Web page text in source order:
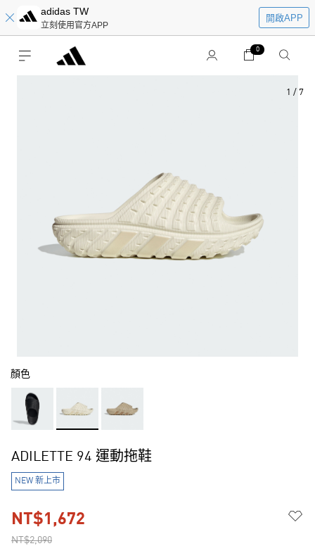
adidas TW
立刻使用官方APP
開啟APP
0
1 / 7
顏色
ADILETTE 94 運動拖鞋
NEW 新上市
NT$2,090
NT$1,672